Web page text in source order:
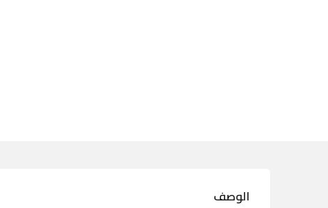
الوصف